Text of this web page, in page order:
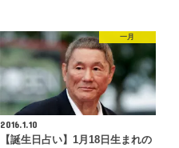
一月
2016.1.10
【誕生日占い】1月18日生まれの